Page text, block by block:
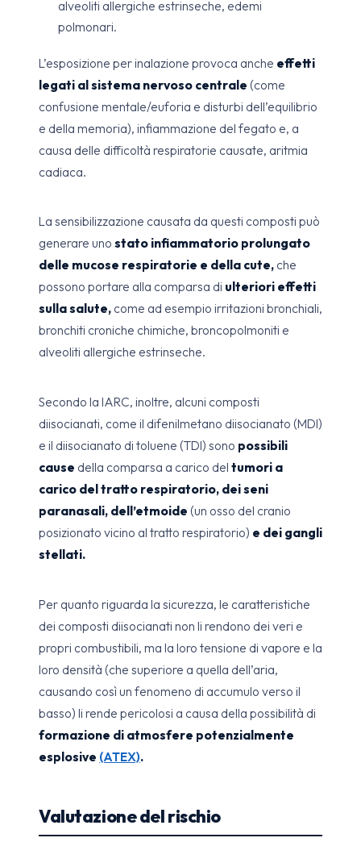
alveoliti allergiche estrinseche, edemi
polmonari.
L’esposizione per inalazione provoca anche effetti
legati al sistema nervoso centrale (come
confusione mentale/euforia e disturbi dell’equilibrio
e della memoria), infiammazione del fegato e, a
causa delle difficoltà respiratorie causate, aritmia
cadiaca.
La sensibilizzazione causata da questi composti può
generare uno stato infiammatorio prolungato
delle mucose respiratorie e della cute, che
possono portare alla comparsa di ulteriori effetti
sulla salute, come ad esempio irritazioni bronchiali,
bronchiti croniche chimiche, broncopolmoniti e
alveoliti allergiche estrinseche.
Secondo la IARC, inoltre, alcuni composti
diisocianati, come il difenilmetano diisocianato (MDI)
e il diisocianato di toluene (TDI) sono possibili
cause della comparsa a carico del tumori a
carico del tratto respiratorio, dei seni
paranasali, dell’etmoide (un osso del cranio
posizionato vicino al tratto respiratorio) e dei gangli
stellati.
Per quanto riguarda la sicurezza, le caratteristiche
dei composti diisocianati non li rendono dei veri e
propri combustibili, ma la loro tensione di vapore e la
loro densità (che superiore a quella dell’aria,
causando così un fenomeno di accumulo verso il
basso) li rende pericolosi a causa della possibilità di
formazione di atmosfere potenzialmente
esplosive (ATEX).
Valutazione del rischio